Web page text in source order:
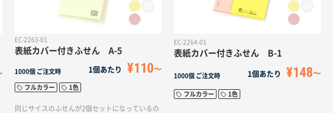
EC-2263-01
表紙カバー付きふせん A-5
1000個 ご注文時 1個あたり ¥110
フルカラー 1色
同じサイスのふせんが2個セットになっているの
EC-2264-01
表紙カバー付きふせん B-1
1000個 ご注文時 1個あたり ¥148
フルカラー 1色